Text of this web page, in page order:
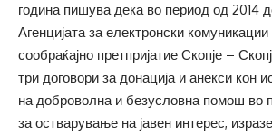
година пишува дека во период од 2014
Агенцијата за електронски
сообраќајно претпријатие Скопје –
три договори за донација и анекси кон
на доброволна и безусловна помош во
за остварување на јавен интерес,